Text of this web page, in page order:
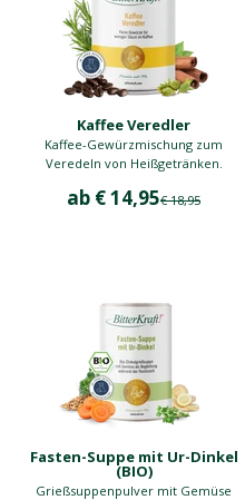
Kaffee Veredler
Kaffee-Gewürzmischung zum
Veredeln von Heißgetränken.
Angebot
ab € 14,95Regulärer Preis
€ 18,95
Fasten-Suppe mit Ur-Dinkel
(BIO)
Grießsuppenpulver mit Gemüse